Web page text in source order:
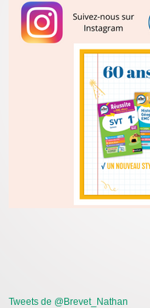
Tweets de @Brevet_Nathan